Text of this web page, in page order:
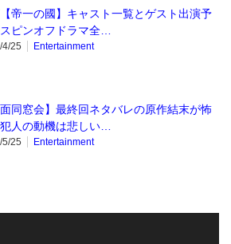
帝一の國】キャスト一覧とゲスト出演予
ピンオフドラマ全…
25 Entertainment
面同窓会】最終回ネタバレの原作結末が怖
人の動機は悲しい…
25 Entertainment